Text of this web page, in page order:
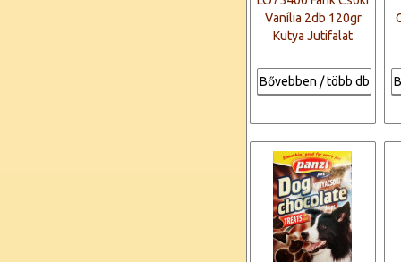
Vanília 2db 120gr
Kutya Jutifalat
Bővebben / több db